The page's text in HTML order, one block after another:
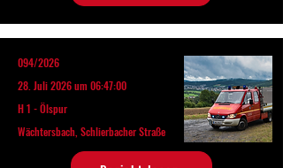
094/2026
28. Juli 2026 um 06:47:00
H 1 - Ölspur
Wächtersbach, Schlierbacher Straße